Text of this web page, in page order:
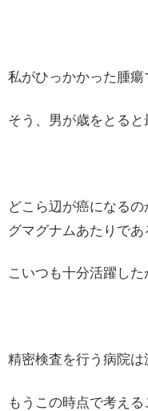
私がひっかかった腫瘍
そう、男が歳をとると
どこら辺が癌になる
グマグナムあたりであ
こいつも十分活躍した
精密検査を行う病院は
もうこの時点で考え